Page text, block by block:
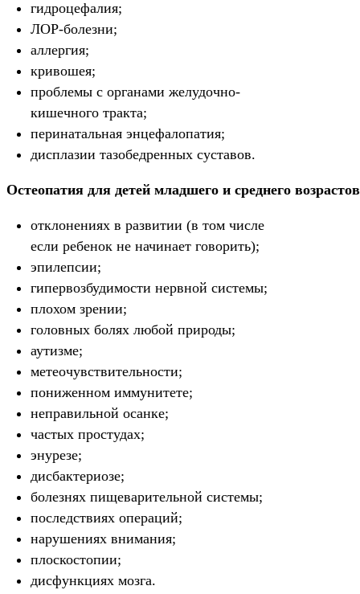
гидроцефалия;
ЛОР-болезни;
аллергия;
кривошея;
проблемы с органами желудочно-
кишечного тракта;
перинатальная энцефалопатия;
дисплазии тазобедренных суставов.
Остеопатия для детей младшего и среднего
отклонениях в развитии (в том числе
если ребенок не начинает говорить);
эпилепсии;
гипервозбудимости нервной системы;
плохом зрении;
головных болях любой природы;
аутизме;
метеочувствительности;
пониженном иммунитете;
неправильной осанке;
частых простудах;
энурезе;
дисбактериозе;
болезнях пищеварительной системы;
последствиях операций;
нарушениях внимания;
плоскостопии;
дисфункциях мозга.